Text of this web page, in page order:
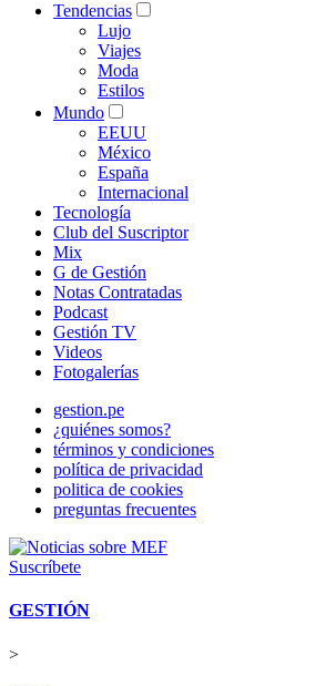
Tendencias
Lujo
Viajes
Moda
Estilos
Mundo
EEUU
México
España
Internacional
Tecnología
Club del Suscriptor
Mix
G de Gestión
Notas Contratadas
Podcast
Gestión TV
Videos
Fotogalerías
gestion.pe
¿quiénes somos?
términos y condiciones
política de privacidad
politica de cookies
preguntas frecuentes
Suscríbete
GESTIÓN
>